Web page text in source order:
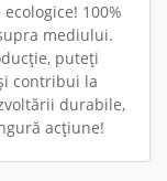
100%
mediului.
puteți
contribui la
durabile,
acțiune!